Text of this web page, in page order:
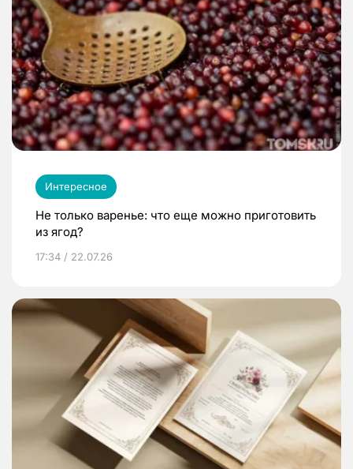
Интересное
Не только варенье: что еще можно приготовить
из ягод?
17:34 / 22.07.26